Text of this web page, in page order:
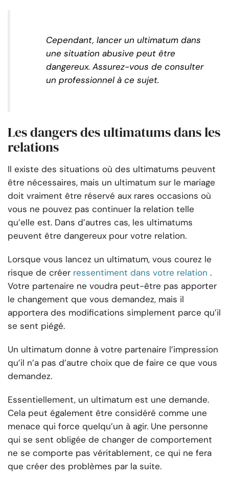
Cependant, lancer un ultimatum dans
une situation abusive peut être
dangereux. Assurez-vous de consulter
un professionnel à ce sujet.
Les dangers des ultimatums dans les
relations
Il existe des situations où des ultimatums peuvent
être nécessaires, mais un ultimatum sur le mariage
doit vraiment être réservé aux rares occasions où
vous ne pouvez pas continuer la relation telle
qu’elle est. Dans d’autres cas, les ultimatums
peuvent être dangereux pour votre relation.
Lorsque vous lancez un ultimatum, vous courez le
risque de créer ressentiment dans votre relation .
Votre partenaire ne voudra peut-être pas apporter
le changement que vous demandez, mais il
apportera des modifications simplement parce qu’il
se sent piégé.
Un ultimatum donne à votre partenaire l’impression
qu’il n’a pas d’autre choix que de faire ce que vous
demandez.
Essentiellement, un ultimatum est une demande.
Cela peut également être considéré comme une
menace qui force quelqu’un à agir. Une personne
qui se sent obligée de changer de comportement
ne se comporte pas véritablement, ce qui ne fera
que créer des problèmes par la suite.